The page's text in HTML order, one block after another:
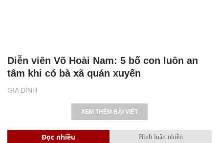
GIA ĐÌNH
Diễn viên Võ Hoài Nam: 5 bố con luôn an
tâm khi có bà xã quán xuyến
XEM THÊM BÀI VIẾT
Đọc nhiều Bình luận nhiều